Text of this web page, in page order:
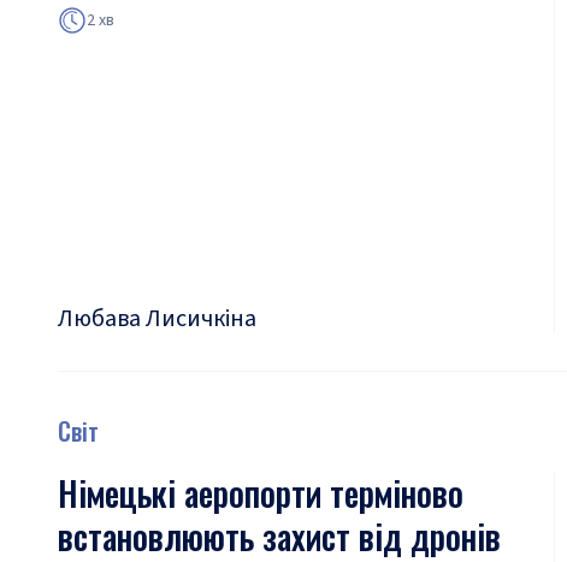
2 хв
Любава Лисичкіна
Світ
Німецькі аеропорти терміново
встановлюють захист від дронів